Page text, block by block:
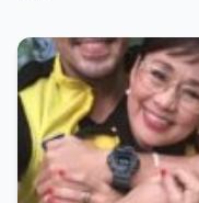
Personalidad!